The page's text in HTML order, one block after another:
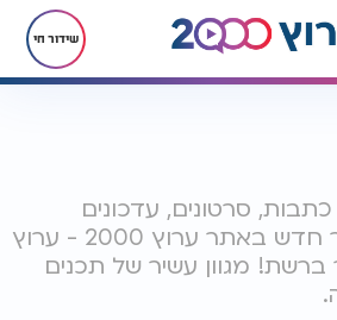
שידור חי
סרטונים, עדכונים
וחדשות בנושא בוקר חדש באתר ערוץ 2000 - ערוץ
ברשת! מגוון עשיר של תכנים